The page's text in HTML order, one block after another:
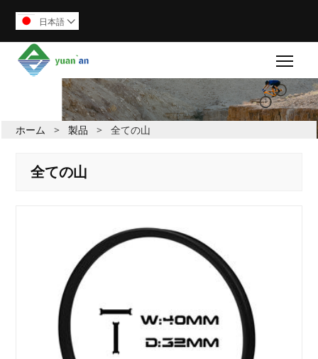
日本語 
ホーム > 製品 > 全ての山
全ての山